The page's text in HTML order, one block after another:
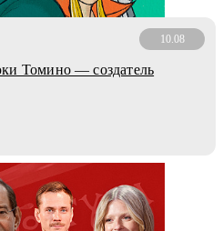
10.08
Томино — создатель